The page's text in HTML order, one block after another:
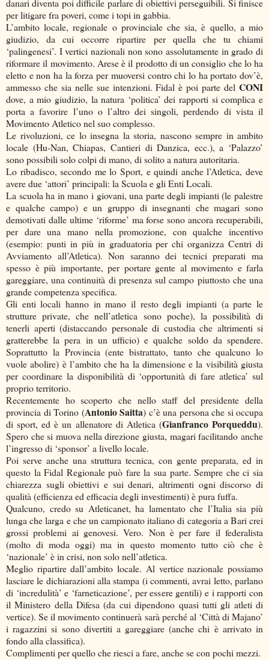
danari diventa poi difficile parlare di obiettivi perseguibili. Si finisce
per litigare fra poveri, come i topi in gabbia.
L’ambito locale, regionale o provinciale che sia, è quello, a mio
giudizio, da cui occorre ripartire per quella che tu chiami
‘palingenesi’. I vertici nazionali non sono assolutamente in grado di
riformare il movimento. Arese è il prodotto di un consiglio che lo ha
eletto e non ha la forza per muoversi contro chi lo ha portato dov’è,
ammesso che sia nelle sue intenzioni. Fidal è poi parte del CONI
dove, a mio giudizio, la natura ‘politica’ dei rapporti si complica e
porta a favorire l’uno o l’altro dei singoli, perdendo di vista il
Movimento Atletico nel suo complesso.
Le rivoluzioni, ce lo insegna la storia, nascono sempre in ambito
locale (Hu-Nan, Chiapas, Cantieri di Danzica, ecc.), a ‘Palazzo’
sono possibili solo colpi di mano, di solito a natura autoritaria.
Lo ribadisco, secondo me lo Sport, e quindi anche l’Atletica, deve
avere due ‘attori’ principali: la Scuola e gli Enti Locali.
La scuola ha in mano i giovani, una parte degli impianti (le palestre
e qualche campo) e un gruppo di insegnanti che magari sono
demotivati dalle ultime ‘riforme’ ma forse sono ancora recuperabili,
per dare una mano nella promozione, con qualche incentivo
(esempio: punti in più in graduatoria per chi organizza Centri di
Avviamento all’Atletica). Non saranno dei tecnici preparati ma
spesso è più importante, per portare gente al movimento e farla
gareggiare, una continuità di presenza sul campo piuttosto che una
grande competenza specifica.
Gli enti locali hanno in mano il resto degli impianti (a parte le
strutture private, che nell’atletica sono poche), la possibilità di
tenerli aperti (distaccando personale di custodia che altrimenti si
gratterebbe la pera in un ufficio) e qualche soldo da spendere.
Soprattutto la Provincia (ente bistrattato, tanto che qualcuno lo
vuole abolire) è l’ambito che ha la dimensione e la visibilità giusta
per coordinare la disponibilità di ‘opportunità di fare atletica’ sul
proprio territorio.
Recentemente ho scoperto che nello staff del presidente della
provincia di Torino (Antonio Saitta) c’è una persona che si occupa
di sport, ed è un allenatore di Atletica (Gianfranco Porqueddu).
Spero che si muova nella direzione giusta, magari facilitando anche
l’ingresso di ‘sponsor’ a livello locale.
Poi serve anche una struttura tecnica, con gente preparata, ed in
questo la Fidal Regionale può fare la sua parte. Sempre che ci sia
chiarezza sugli obiettivi e sui denari, altrimenti ogni discorso di
qualità (efficienza ed efficacia degli investimenti) è pura fuffa.
Qualcuno, credo su Atleticanet, ha lamentato che l’Italia sia più
lunga che larga e che un campionato italiano di categoria a Bari crei
grossi problemi ai genovesi. Vero. Non è per fare il federalista
(molto di moda oggi) ma in questo momento tutto ciò che è
‘nazionale’ è in crisi, non solo nell’atletica.
Meglio ripartire dall’ambito locale. Al vertice nazionale possiamo
lasciare le dichiarazioni alla stampa (i commenti, avrai letto, parlano
di ‘incredulità’ e ‘farneticazione’, per essere gentili) e i rapporti con
il Ministero della Difesa (da cui dipendono quasi tutti gli atleti di
vertice). Se il movimento continuerà sarà perché al ‘Città di Majano’
i ragazzini si sono divertiti a gareggiare (anche chi è arrivato in
fondo alla classifica).
Complimenti per quello che riesci a fare, anche se con pochi mezzi.